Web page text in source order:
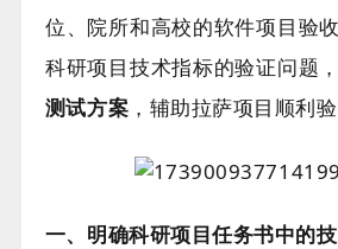
位、院所和高校的软件项目验
科研项目技术指标的验证问题
测试方案 ，辅助拉萨项目顺利验
一、明确科研项目任务书中的